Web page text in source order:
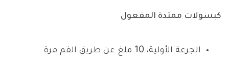
كبسولات ممتدة المفعول
الجرعة الأولية، 10 ملغ عن طريق الفم مرة